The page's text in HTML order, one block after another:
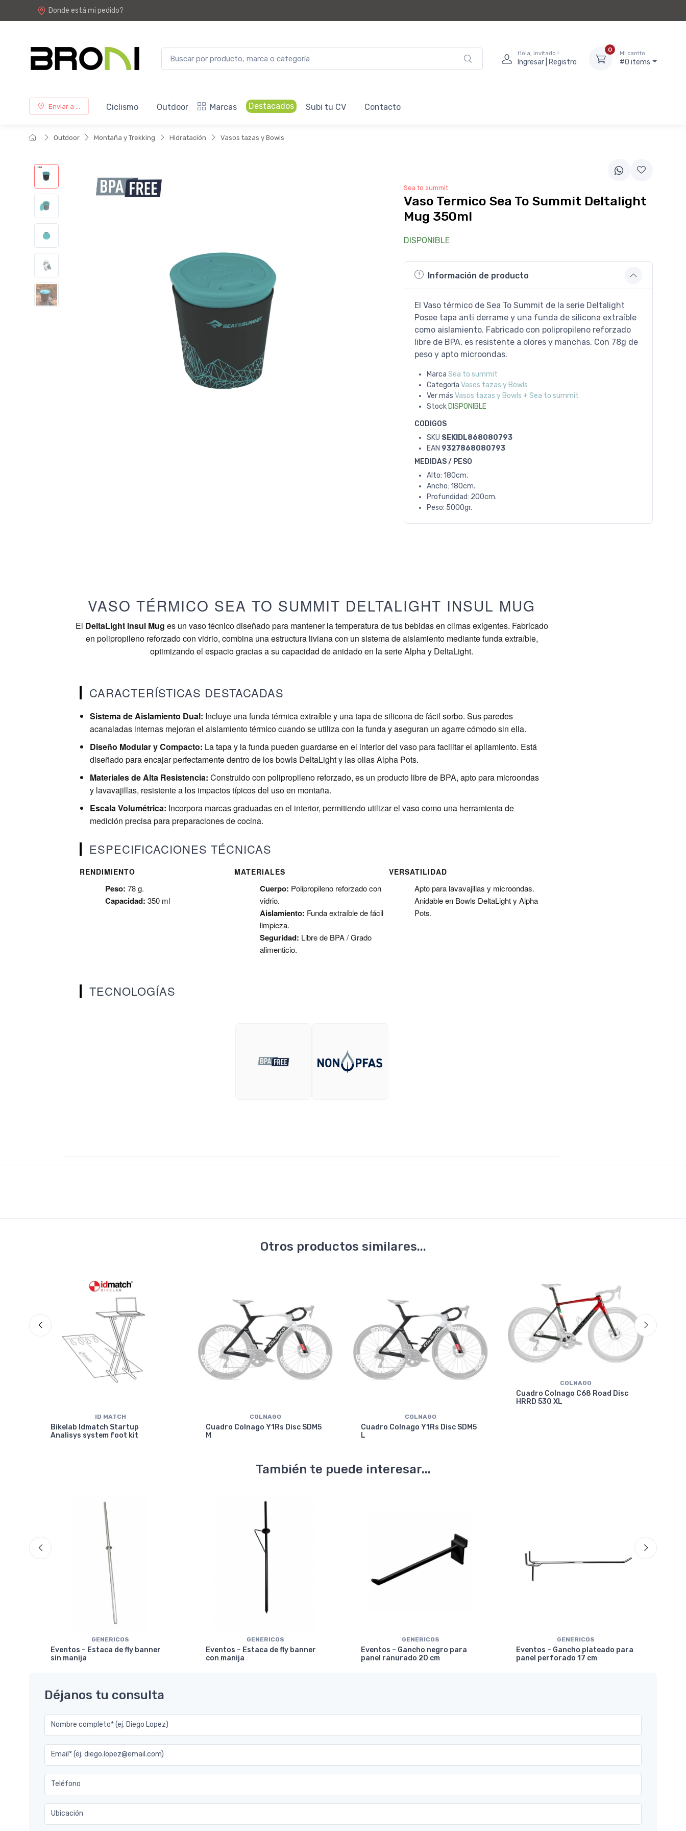
Donde está mi pedido?
Hola, invitado !
Ingresar | Registro
0
Mi carrito
#0 items
Enviar a ... Ciclismo Outdoor Marcas Destacados Subi tu CV Contacto
Outdoor Montaña y Trekking Hidratación Vasos tazas y Bowls
Sea to summit
Vaso Termico Sea To Summit Deltalight
Mug 350ml
DISPONIBLE
Información de producto
El Vaso térmico de Sea To Summit de la serie Deltalight
Posee tapa anti derrame y una funda de silicona extraíble
como aislamiento. Fabricado con polipropileno reforzado
libre de BPA, es resistente a olores y manchas. Con 78g de
peso y apto microondas.
Marca Sea to summit
Categoría Vasos tazas y Bowls
Ver más Vasos tazas y Bowls + Sea to summit
Stock DISPONIBLE
CODIGOS
SKU SEKIDL868080793
EAN 9327868080793
MEDIDAS / PESO
Alto: 180cm.
Ancho: 180cm.
Profundidad: 200cm.
Peso: 5000gr.
VASO TÉRMICO SEA TO SUMMIT DELTALIGHT INSUL MUG
El DeltaLight Insul Mug es un vaso técnico diseñado para mantener la temperatura de tus bebidas en climas exigentes. Fabricado
en polipropileno reforzado con vidrio, combina una estructura liviana con un sistema de aislamiento mediante funda extraíble,
optimizando el espacio gracias a su capacidad de anidado en la serie Alpha y DeltaLight.
CARACTERÍSTICAS DESTACADAS
Sistema de Aislamiento Dual: Incluye una funda térmica extraíble y una tapa de silicona de fácil sorbo. Sus paredes
acanaladas internas mejoran el aislamiento térmico cuando se utiliza con la funda y aseguran un agarre cómodo sin ella.
Diseño Modular y Compacto: La tapa y la funda pueden guardarse en el interior del vaso para facilitar el apilamiento. Está
diseñado para encajar perfectamente dentro de los bowls DeltaLight y las ollas Alpha Pots.
Materiales de Alta Resistencia: Construido con polipropileno reforzado, es un producto libre de BPA, apto para microondas
y lavavajillas, resistente a los impactos típicos del uso en montaña.
Escala Volumétrica: Incorpora marcas graduadas en el interior, permitiendo utilizar el vaso como una herramienta de
medición precisa para preparaciones de cocina.
ESPECIFICACIONES TÉCNICAS
RENDIMIENTO
Peso: 78 g.
Capacidad: 350 ml
MATERIALES
Cuerpo: Polipropileno reforzado con
vidrio.
Aislamiento: Funda extraíble de fácil
limpieza.
Seguridad: Libre de BPA / Grado
alimenticio.
VERSATILIDAD
Apto para lavavajillas y microondas.
Anidable en Bowls DeltaLight y Alpha
Pots.
TECNOLOGÍAS
Otros productos similares...
ID MATCH
Bikelab Idmatch Startup
Analisys system foot kit
COLNAGO
Cuadro Colnago Y1Rs Disc SDM5
M
COLNAGO
Cuadro Colnago Y1Rs Disc SDM5
L
COLNAGO
Cuadro Colnago C68 Road Disc
HRRD 530 XL
También te puede interesar...
GENERICOS
Eventos – Estaca de fly banner
sin manija
GENERICOS
Eventos – Estaca de fly banner
con manija
GENERICOS
Eventos – Gancho negro para
panel ranurado 20 cm
GENERICOS
Eventos – Gancho plateado para
panel perforado 17 cm
Déjanos tu consulta
Nombre completo* (ej. Diego Lopez)
Email* (ej. diego.lopez@email.com)
Teléfono
Ubicación